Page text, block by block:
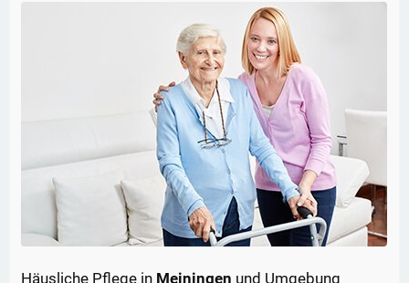
Häusliche Pflege in Meiningen und Umgebung